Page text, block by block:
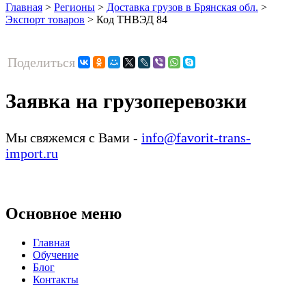
Главная > Регионы > Доставка грузов в Брянская обл. >
Экспорт товаров > Код ТНВЭД 84
Поделиться
Заявка на грузоперевозки
Мы свяжемся с Вами - info@favorit-trans-
import.ru
Основное меню
Главная
Обучение
Блог
Контакты